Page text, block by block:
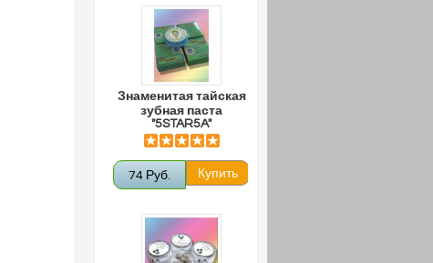
Знаменитая тайская
зубная паста
"5STAR5A"
74 Руб.